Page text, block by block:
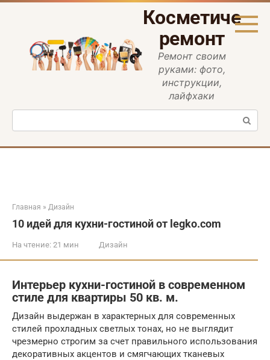
Перейти
ремонт
Ремонт своим
руками: фото,
инструкции,
лайфхаки
Поиск:
Главная » Дизайн
10 идей для кухни-гостиной от legko.com
На чтение: 21 мин Дизайн
Интерьер кухни-гостиной в современном
стиле для квартиры 50 кв. м.
Дизайн выдержан в характерных для современных
стилей прохладных светлых тонах, но не выглядит
чрезмерно строгим за счет правильного использования
декоративных акцентов и смягчающих тканевых